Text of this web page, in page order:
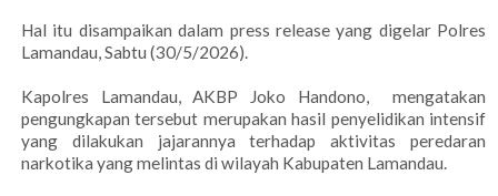
Hal itu disampaikan dalam press release yang digelar Polres
Lamandau, Sabtu (30/5/2026).
Kapolres Lamandau, AKBP Joko Handono, mengatakan
pengungkapan tersebut merupakan hasil penyelidikan intensif
yang dilakukan jajarannya terhadap aktivitas peredaran
narkotika yang melintas di wilayah Kabupaten Lamandau.